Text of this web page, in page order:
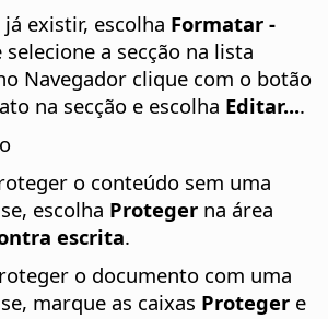
já existir, escolha Formatar -
selecione a secção na lista
Navegador clique com o botão
na secção e escolha Editar....
o conteúdo sem uma
escolha Proteger na área
escrita.
o documento com uma
marque as caixas Proteger e